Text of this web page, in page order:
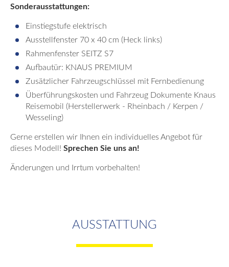
Sonderausstattungen:
Einstiegstufe elektrisch
Ausstellfenster 70 x 40 cm (Heck links)
Rahmenfenster SEITZ S7
Aufbautür: KNAUS PREMIUM
Zusätzlicher Fahrzeugschlüssel mit Fernbedienung
Überführungskosten und Fahrzeug Dokumente Knaus
Reisemobil (Herstellerwerk - Rheinbach / Kerpen /
Wesseling)
Gerne erstellen wir Ihnen ein individuelles Angebot für
dieses Modell! Sprechen Sie uns an!
Änderungen und Irrtum vorbehalten!
AUSSTATTUNG